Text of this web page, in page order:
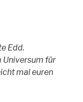
Edd.
Universum für
mal euren